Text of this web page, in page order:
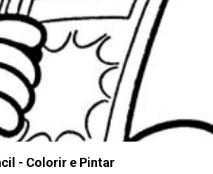
- Colorir e Pintar